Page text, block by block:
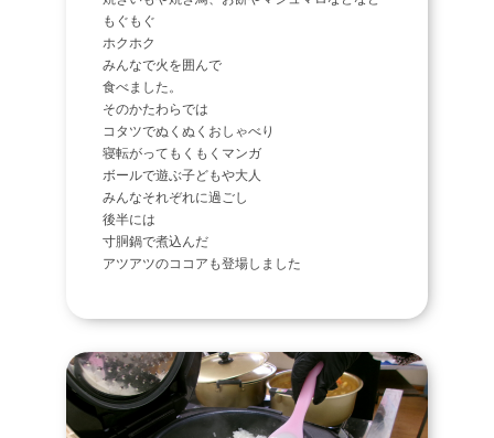
もぐもぐ
ホクホク
みんなで火を囲んで
食べました。
そのかたわらでは
コタツでぬくぬくおしゃべり
寝転がってもくもくマンガ
ボールで遊ぶ子どもや大人
みんなそれぞれに過ごし
後半には
寸胴鍋で煮込んだ
アツアツのココアも登場しました